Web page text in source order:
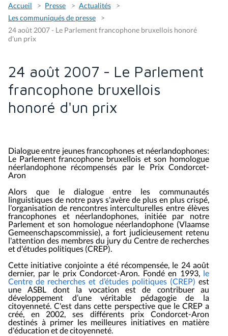
Accueil Presse
Actualités
Les communiqués de presse
24 août 2007 - Le Parlement francophone bruxellois honoré
d'un prix
24 août 2007 - Le Parlement
francophone bruxellois
honoré d'un prix
Dialogue entre jeunes francophones et néerlandophones:
Le Parlement francophone bruxellois et son homologue
néerlandophone récompensés par le Prix Condorcet-
Aron
Alors que le dialogue entre les communautés
linguistiques de notre pays s'avère de plus en plus crispé,
l'organisation de rencontres interculturelles entre élèves
francophones et néerlandophones, initiée par notre
Parlement et son homologue néerlandophone (Vlaamse
Gemeenschapscommissie), a fort judicieusement retenu
l'attention des membres du jury duCentre de recherches
et d'études politiques (CREP).
Cette initiative conjointe a été récompensée, le 24 août
dernier, par le prix Condorcet-Aron. Fondé en 1993, le
Centre de recherches et d’études politiques (CREP) est
une ASBL dont la vocation est de contribuer au
développement d’une véritable pédagogie de la
citoyenneté. C'est dans cette perspective que le CREP a
créé, en 2002, ses différents prix Condorcet-Aron
destinés à primer les meilleures initiatives en matière
d'éducation et de citoyenneté.